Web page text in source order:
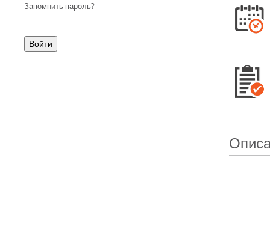
Запомнить пароль?